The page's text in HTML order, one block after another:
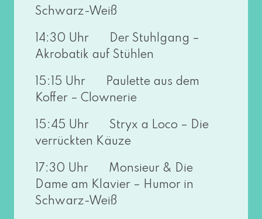
Schwarz-Weiß
14:30 Uhr Der Stuhlgang –
Akrobatik auf Stühlen
15:15 Uhr Paulette aus dem
Koffer – Clownerie
15:45 Uhr Stryx a Loco – Die
ver­rück­ten Käuze
17:30 Uhr Monsieur & Die
Dame am Klavier – Humor in
Schwarz-Weiß